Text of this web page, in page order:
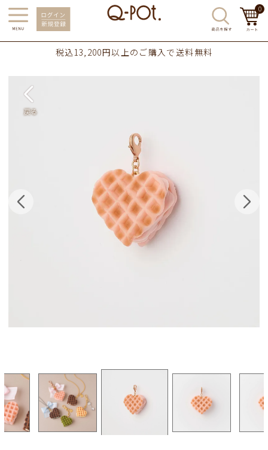
0
税込13,200円以上のご購入で送料無料